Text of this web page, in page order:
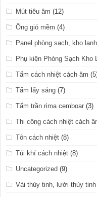
Mút tiêu âm (12)
Ống gió mềm (4)
Panel phòng sạch, kho lạnh
Phụ kiện Phòng Sạch Kho
Tấm cách nhiệt cách âm
Tấm lấy sáng (7)
Tấm trần rima cemboar (3)
Thi công cách nhiệt cách
Tôn cách nhiệt (8)
Túi khí cách nhiệt (8)
Uncategorized (9)
Vải thủy tinh, lưới thủy tinh